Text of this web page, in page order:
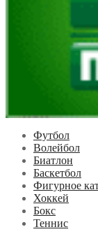
Футбол
Волейбол
Биатлон
Баскетбол
Фигурное
Хоккей
Бокс
Теннис